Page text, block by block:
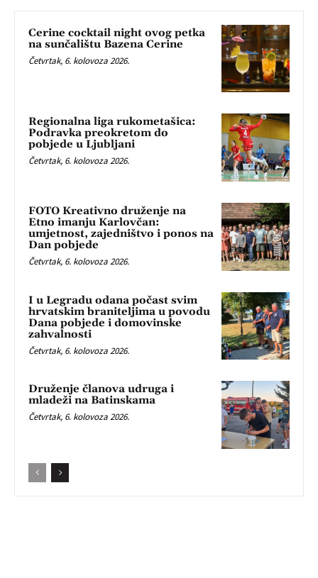
Cerine cocktail night ovog petka
na sunčalištu Bazena Cerine
Četvrtak, 6. kolovoza 2026.
Regionalna liga rukometašica:
Podravka preokretom do
pobjede u Ljubljani
Četvrtak, 6. kolovoza 2026.
FOTO Kreativno druženje na
Etno imanju Karlovčan:
umjetnost, zajedništvo i ponos na
Dan pobjede
Četvrtak, 6. kolovoza 2026.
I u Legradu odana počast svim
hrvatskim braniteljima u povodu
Dana pobjede i domovinske
zahvalnosti
Četvrtak, 6. kolovoza 2026.
Druženje članova udruga i
mladeži na Batinskama
Četvrtak, 6. kolovoza 2026.